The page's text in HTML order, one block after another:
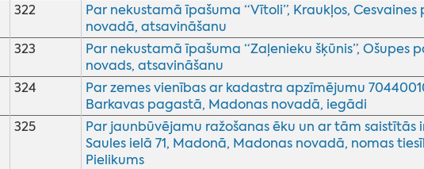
322
Par nekustamā īpašuma “Vītoli”, Kraukļos,
novadā, atsavināšanu
323
Par nekustamā īpašuma “Zaļenieku šķūnis”, Ošupes
novads, atsavināšanu
324
Par zemes vienības ar kadastra apzīmējumu
Barkavas pagastā, Madonas novadā, iegādi
325
Par jaunbūvējamu ražošanas ēku un ar tām saistītās
Saules ielā 71, Madonā, Madonas novadā, nomas
Pielikums